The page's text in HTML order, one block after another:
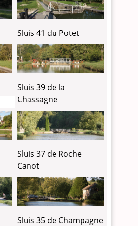
Sluis 41 du Potet
Sluis 39 de la
Chassagne
Sluis 37 de Roche
Canot
Sluis 35 de Champagne